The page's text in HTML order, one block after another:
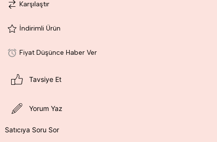
Karşılaştır
İndirimli Ürün
Fiyat Düşünce Haber Ver
Tavsiye Et
Yorum Yaz
Satıcıya Soru Sor